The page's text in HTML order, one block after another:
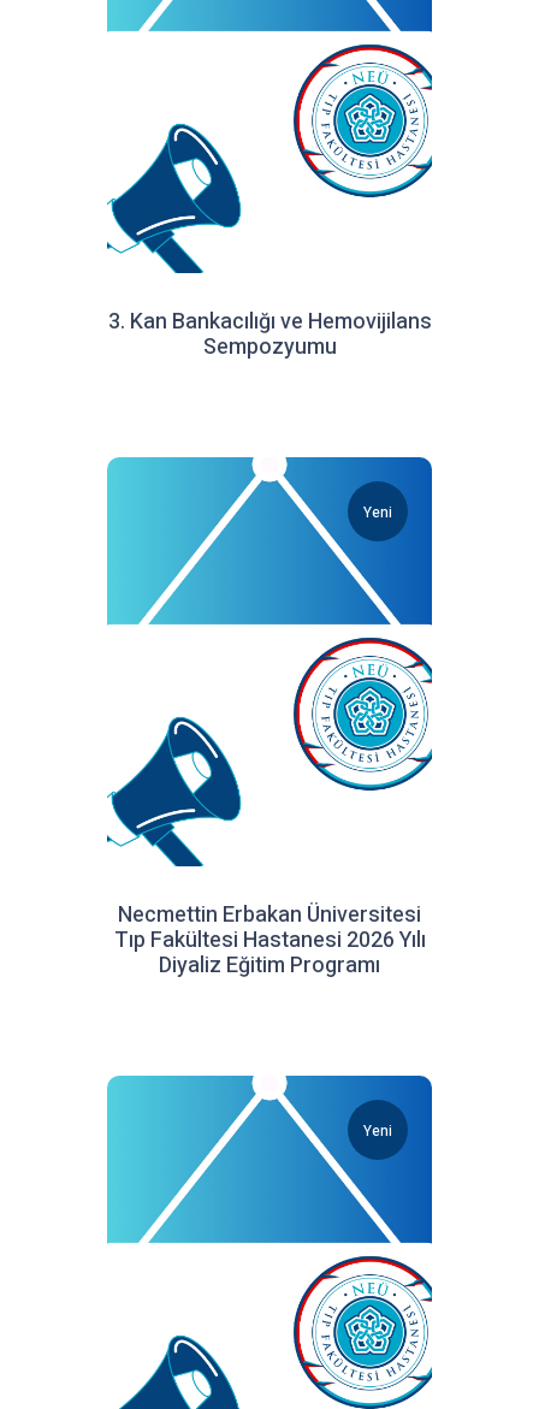
3. Kan Bankacılığı ve Hemovijilans
Sempozyumu
Yeni
Necmettin Erbakan Üniversitesi
Tıp Fakültesi Hastanesi 2026 Yılı
Diyaliz Eğitim Programı
Yeni